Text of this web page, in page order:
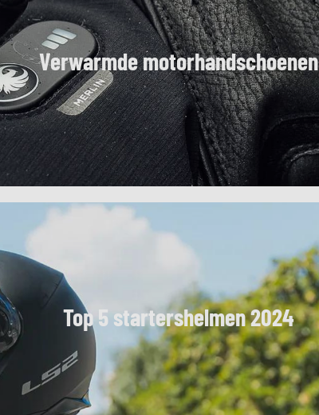
Verwarmde motorhandschoenen
Top 5 startershelmen 2024